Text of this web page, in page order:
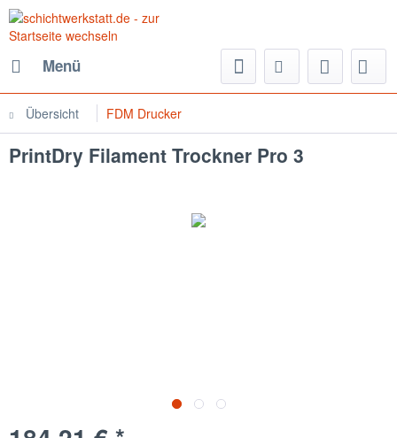
Menü
Übersicht FDM Drucker
PrintDry Filament Trockner Pro 3